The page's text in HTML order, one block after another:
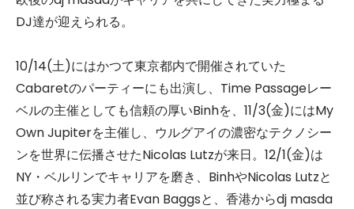
DJ達が迎えられる。
10/14(土)にはかつて東京都内で開催されていた
Cabaretのパーティーにも出演し、Time Passageレー
ベルの主催としても信頼の厚いBinhを、11/3(金)にはMy
Own Jupiterを主催し、ウルグアイの濃密なテクノシー
ンを世界に伝播させたNicolas Lutzが来日。12/1(金)は
NY・ベルリンでキャリアを磨き、BinhやNicolas Lutzと
並び称される実力者Evan Baggsと、香港からdj masda